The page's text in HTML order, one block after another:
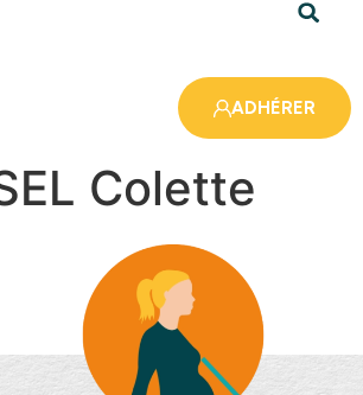
ADHÉRER
Colette